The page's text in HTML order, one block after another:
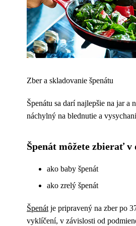
Zber a skladovanie špenátu
Špenátu sa darí najlepšie na jar a
náchylný na blednutie a
Špenát môžete zbierať v
ako baby špenát
ako zrelý špenát
Špenát je pripravený na zber po
vyklíčení, v závislosti od